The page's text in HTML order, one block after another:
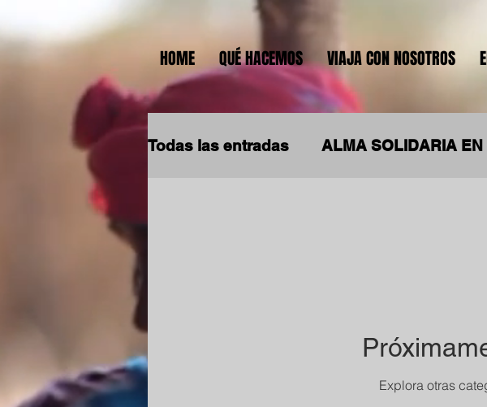
HOME QUÉ HACEMOS VIAJA CON NOSOTROS
Todas las entradas ALMA SOLIDARIA
Explora otras